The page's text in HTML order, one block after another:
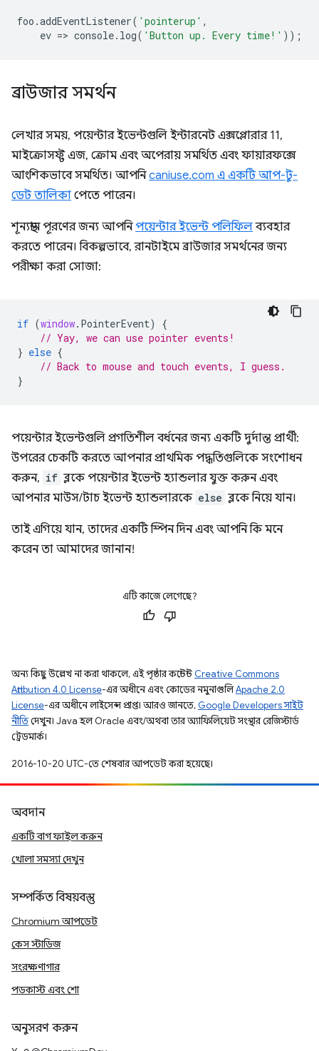
foo .addEventListener( 'pointerup' ,
ev => console. log( 'Button up. Every time!' ));
ব্রাউজার সমর্থন
লেখার সময়, পয়েন্টার ইভেন্টগুলি ইন্টারনেট এক্সপ্লোরার 11,
মাইক্রোসফ্ট এজ, ক্রোম এবং অপেরায় সমর্থিত এবং ফায়ারফক্সে
আংশিকভাবে সমর্থিত। আপনিcaniuse.com এ একটি আপ-টু-
ডেট তালিকা পেতে পারেন।
শূন্যস্থান পূরণের জন্য আপনিপয়েন্টার ইভেন্ট পলিফিলব্যবহার
করতে পারেন। বিকল্পভাবে, রানটাইমে ব্রাউজার সমর্থনের জন্য
পরীক্ষা করা সোজা:
if (window. PointerEvent)
{
// Yay, we can use pointer events!
} else {
// Back to mouse and touch events, I guess.
}
পয়েন্টার ইভেন্টগুলি প্রগতিশীল বর্ধনের জন্য একটি দুর্দান্ত প্রার্থী:
উপরের চেকটি করতে আপনার প্রাথমিক পদ্ধতিগুলিকে সংশোধন
করুন, if ব্লকে পয়েন্টার ইভেন্ট হ্যান্ডলার যুক্ত করুন এবং
আপনার মাউস/টাচ ইভেন্ট হ্যান্ডলারকে else ব্লকে নিয়ে যান।
তাই এগিয়ে যান, তাদের একটি স্পিন দিন এবং আপনি কি মনে
করেন তা আমাদের জানান!
এটি কাজে লেগেছে?
অন্য কিছু উল্লেখ না করা থাকলে, এই পৃষ্ঠার কন্টেন্ট Creative Commons
Attribution 4.0 License-এর অধীনে এবং কোডের নমুনাগুলিApache 2.0
License-এর অধীনে লাইসেন্স প্রাপ্ত। আরও জানতে, Google Developers সাইট
নীতিদেখুন। Java হল Oracle এবং/অথবা তার অ্যাফিলিয়েট সংস্থার রেজিস্টার্ড
ট্রেডমার্ক।
2016-10-20 UTC-তে শেষবার আপডেট করা হয়েছে।
অবদান
একটি বাগ ফাইল করুন
খোলা সমস্যা দেখুন
সম্পর্কিত বিষয়বস্তু
Chromium আপডেট
কেস স্টাডিজ
সংরক্ষণাগার
পডকাস্ট এবং শো
অনুসরণ করুন